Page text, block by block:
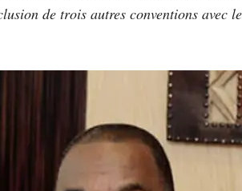
de trois autres conventions avec